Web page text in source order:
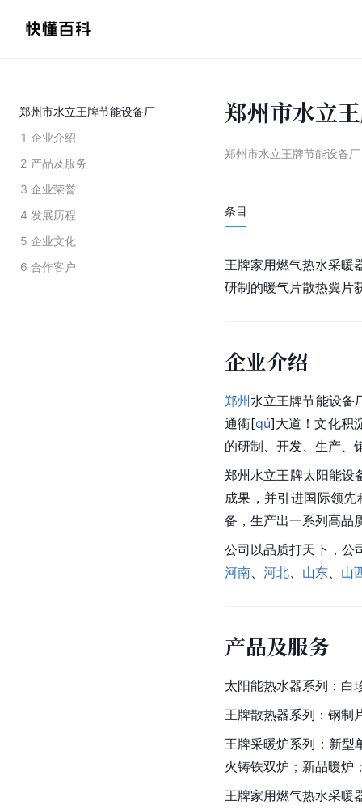
郑州市水立王牌节能设备厂
1 企业介绍
2 产品及服务
3 企业荣誉
4 发展历程
5 企业文化
6 合作客户
郑州市水立
郑州市水立王牌节能设备厂
条目
王牌家用燃气热水采暖
研制的暖气片散热翼片
企业介绍
郑州水立王牌节能设备
通衢[qú]大道！文化积
的研制、开发、生产、
郑州水立王牌太阳能
成果，并引进国际领
备，生产出一系列高品
公司以品质打天下，公
河南
河北 山东 山
产品及服务
太阳能热水器系列：白
王牌散热器系列：钢制
王牌采暖炉系列：新型
火铸铁双炉；新品暖炉
王牌家用燃气热水采暖